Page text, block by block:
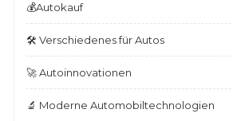
💰Autokauf
🛠️ Verschiedenes für Autos
🚀 Autoinnovationen
🔬 Moderne Automobiltechnologien